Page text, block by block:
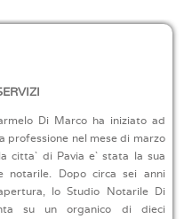
Di Marco ha iniziato ad
professione nel mese di marzo
citta` di Pavia e` stata la sua
notarile. Dopo circa sei anni
lo Studio Notarile Di
su un organico di dieci